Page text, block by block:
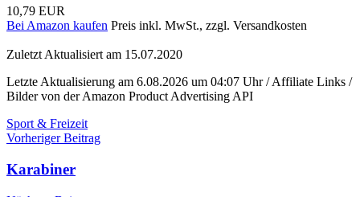
10,79 EUR
Bei Amazon kaufen Preis inkl. MwSt., zzgl. Versandkosten
Zuletzt Aktualisiert am 15.07.2020
Letzte Aktualisierung am 6.08.2026 um 04:07 Uhr / Affiliate Links /
Bilder von der Amazon Product Advertising API
Sport & Freizeit
Beitragsnavigation
Vorheriger Beitrag
Karabiner